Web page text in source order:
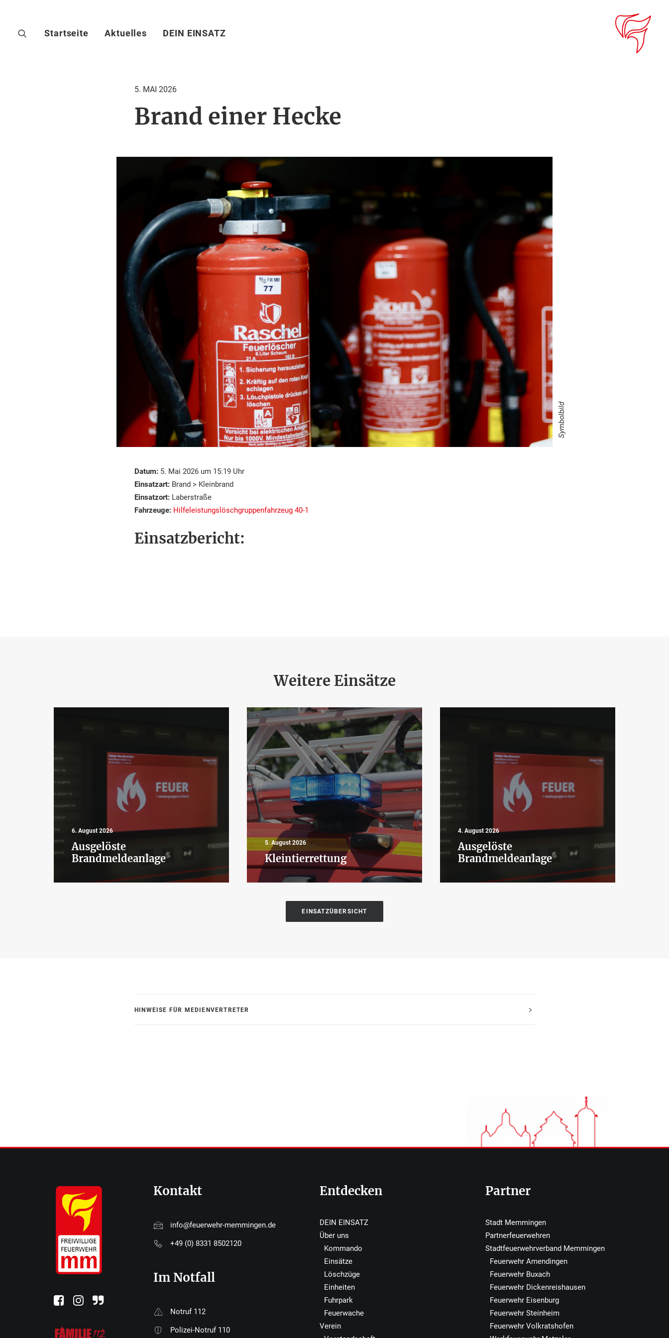
Startseite Aktuelles DEIN EINSATZ
5. MAI 2026
Brand einer Hecke
Symbolbild
Datum: 5. Mai 2026 um 15:19 Uhr
Einsatzart: Brand > Kleinbrand
Einsatzort: Laberstraße
Fahrzeuge: Hilfeleistungslöschgruppenfahrzeug 40-1
Einsatzbericht:
Weitere Einsätze
6. August 2026
Ausgelöste
Brandmeldeanlage
5. August 2026
Kleintierrettung
4. August 2026
Ausgelöste
Brandmeldeanlage
EINSATZÜBERSICHT
HINWEISE FÜR MEDIENVERTRETER
Kontakt
info@feuerwehr-memmingen.de
+49 (0) 8331 8502120
Im Notfall
Notruf 112
Polizei-Notruf 110
Entdecken
DEIN EINSATZ
Über uns
Kommando
Einsätze
Löschzüge
Einheiten
Fuhrpark
Feuerwache
Verein
Partner
Stadt Memmingen
Partnerfeuerwehren
Stadtfeuerwehrverband Memmingen
Feuerwehr Amendingen
Feuerwehr Buxach
Feuerwehr Dickenreishausen
Feuerwehr Eisenburg
Feuerwehr Steinheim
Feuerwehr Volkratshofen